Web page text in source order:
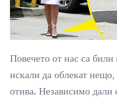
Повечето от нас са били
искали да облекат
отива. Независимо дали